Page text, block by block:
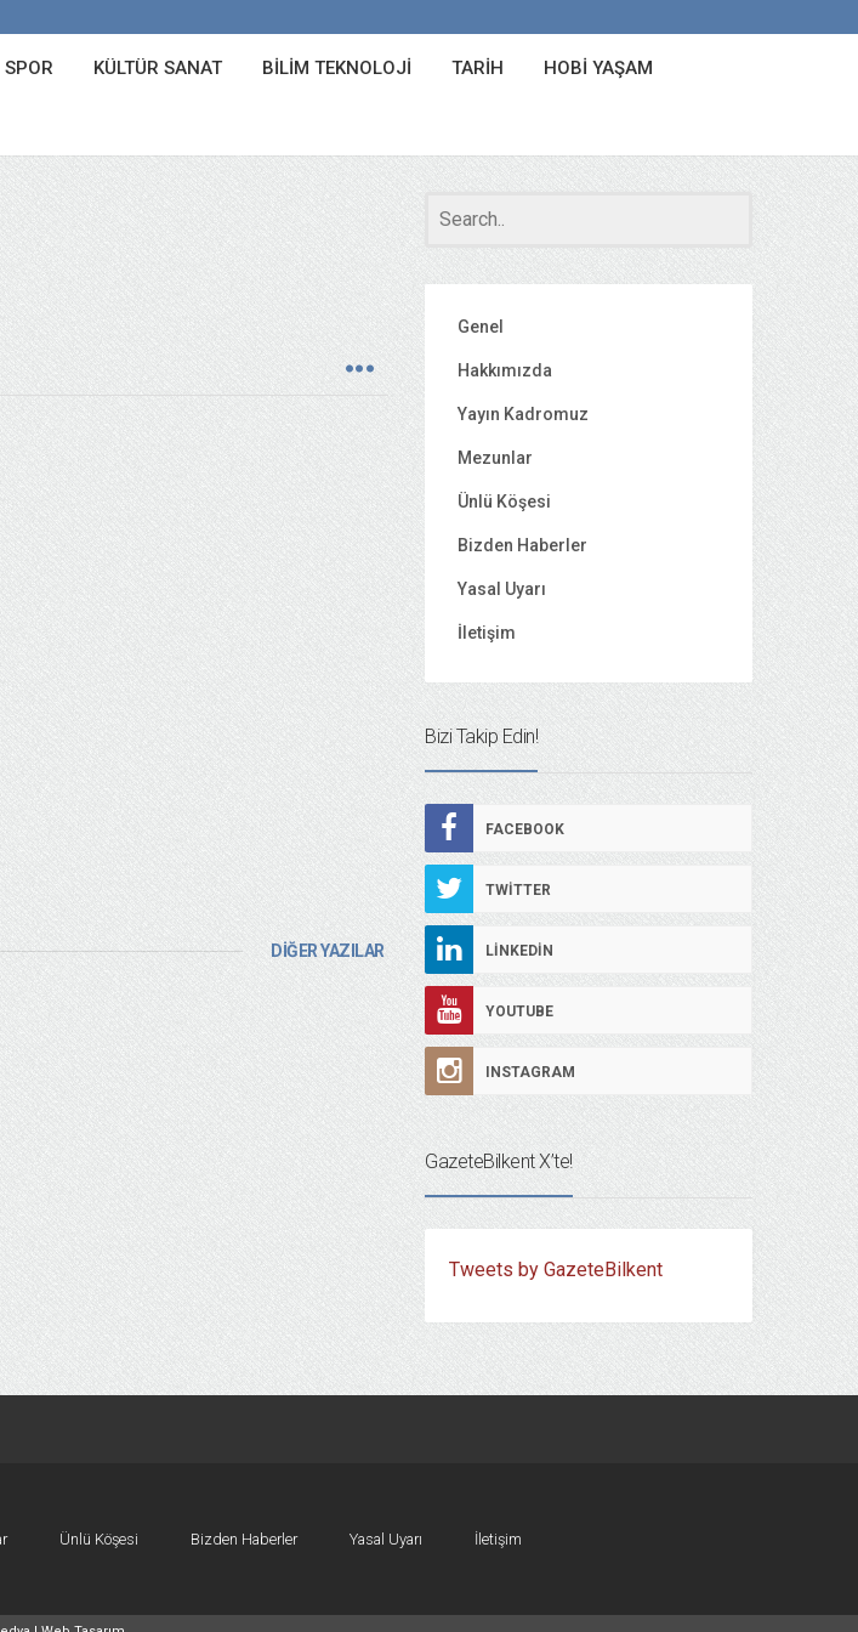
SPOR KÜLTÜR SANAT BILIM TEKNOLOJI TARIH HOBI YAŞAM
DİĞER YAZILAR
Genel
Hakkımızda
Yayın Kadromuz
Mezunlar
Ünlü Köşesi
Bizden Haberler
Yasal Uyarı
İletişim
Bizi Takip Edin!
FACEBOOK
TWITTER
LINKEDIN
YOUTUBE
INSTAGRAM
GazeteBilkent X’te!
Tweets by GazeteBilkent
Ünlü Köşesi Bizden Haberler Yasal Uyarı İletişim